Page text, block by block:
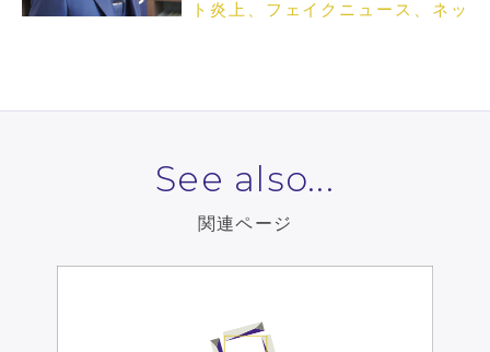
ト炎上、フェイクニュース、ネッ
See also...
関連ページ